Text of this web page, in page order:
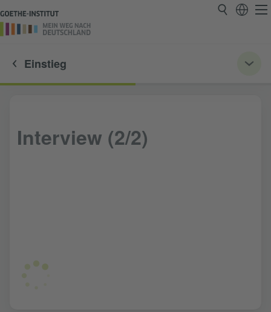
Einstieg
Interview (2/2)